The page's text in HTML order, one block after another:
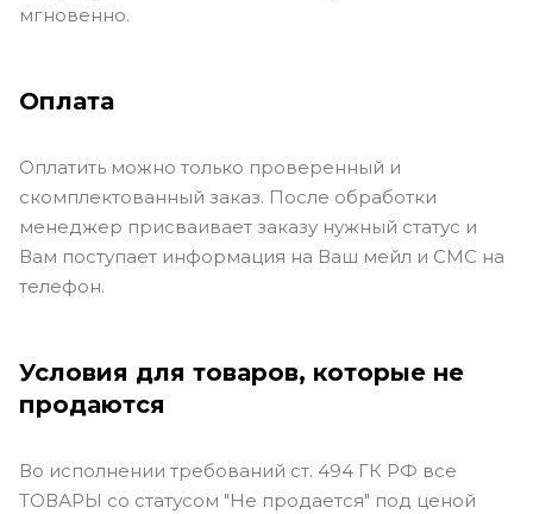
мгновенно.
Оплата
Оплатить можно только проверенный и
скомплектованный заказ. После обработки
менеджер присваивает заказу нужный статус и
Вам поступает информация на Ваш мейл и СМС на
телефон.
Условия для товаров, которые не
продаются
Во исполнении требований ст. 494 ГК РФ все
ТОВАРЫ со статусом "Не продается" под ценой